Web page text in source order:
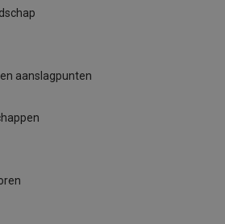
aanslagpunten